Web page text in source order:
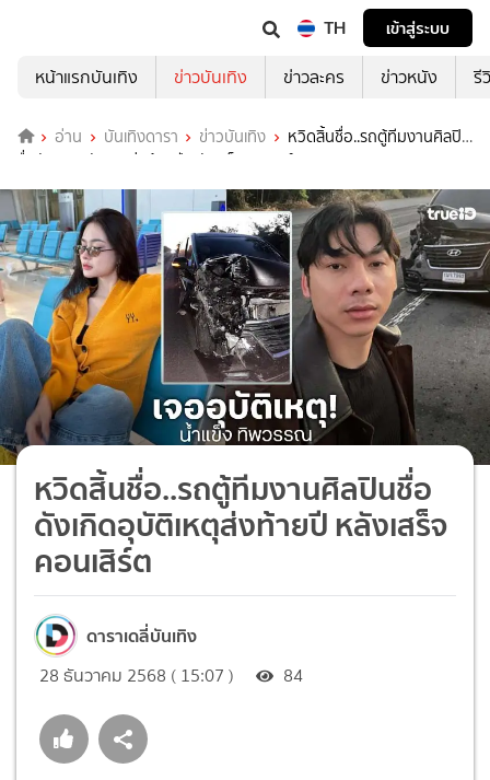
TH
เข้าสู่ระบบ
หน้าแรกบันเทิง
ข่าวบันเทิง ข่าวละคร ข่าวหนัง รี
อ่าน บันเทิงดารา ข่าวบันเทิง
หวิดสิ้นชื่อ..รถตู้ทีมงานศิลปิน
ชื่อดังเกิดอุบัติเหตุส่งท้ายปี หลังเสร็จคอนเสิร์ต
หวิดสิ้นชื่อ..รถตู้ทีมงานศิลปินชื่อ
ดังเกิดอุบัติเหตุส่งท้ายปี หลังเสร็จ
คอนเสิร์ต
ดาราเดลี่บันเทิง
28 ธันวาคม 2568 ( 15:07 ) 84